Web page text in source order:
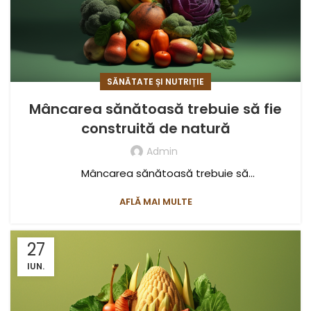
SĂNĂTATE ȘI NUTRIȚIE
Mâncarea sănătoasă trebuie să fie
construită de natură
Admin
Mâncarea sănătoasă trebuie să...
AFLĂ MAI MULTE
27
IUN.